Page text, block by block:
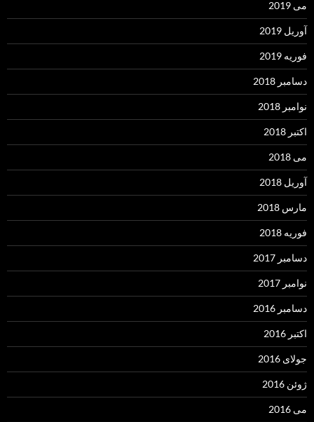
می 2019
آوریل 2019
فوریه 2019
دسامبر 2018
نوامبر 2018
اکتبر 2018
می 2018
آوریل 2018
مارس 2018
فوریه 2018
دسامبر 2017
نوامبر 2017
دسامبر 2016
اکتبر 2016
جولای 2016
ژوئن 2016
می 2016